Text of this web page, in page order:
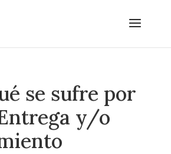
se sufre por
y/o